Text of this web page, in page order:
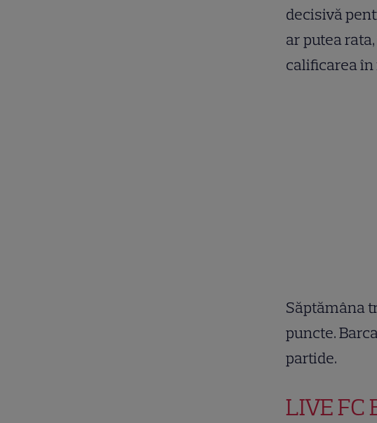
decisivă
ar putea
calificarea
Săptămâna
puncte.
partide.
LIVE